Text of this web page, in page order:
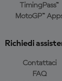
TimingPass™
MotoGP™
Richiedi
Contattaci
FAQ